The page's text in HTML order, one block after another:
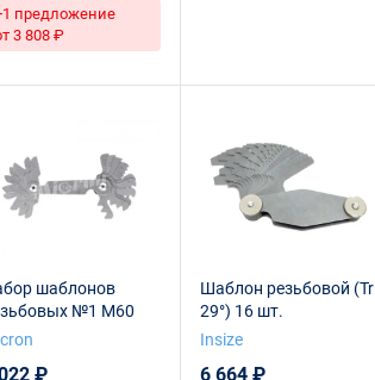
предложение
3 808 ₽
шаблонов
№1 М60
₽
Шаблон резьбовой (Tr
29°) 16 шт.
Insize
6 664 ₽